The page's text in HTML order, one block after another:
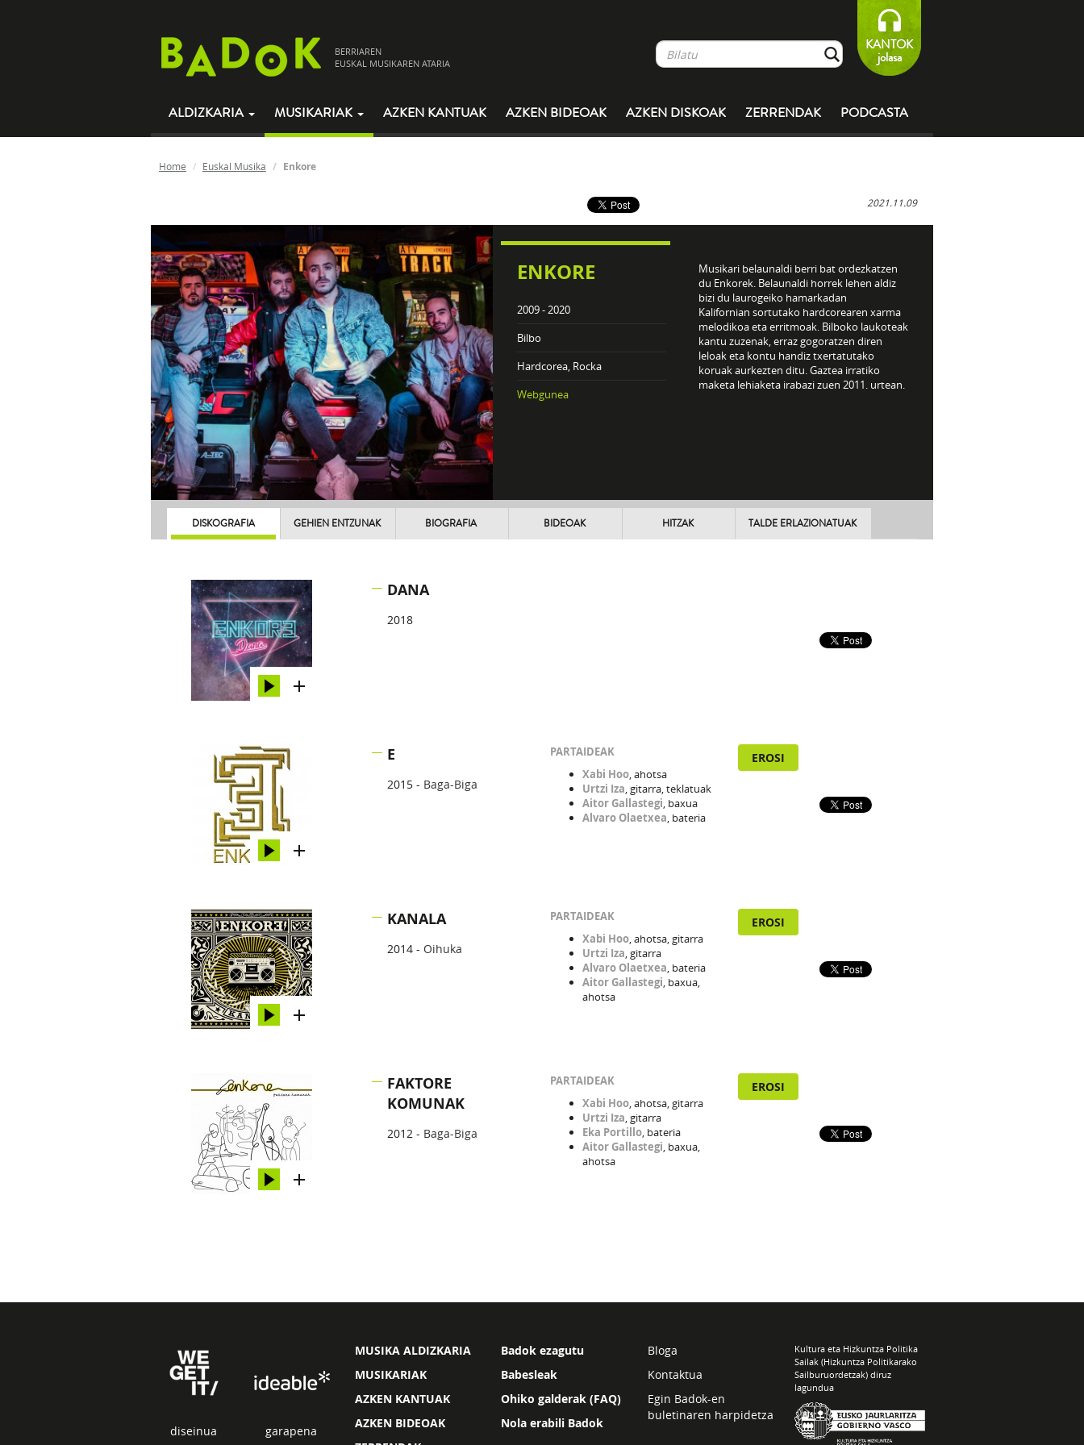
BERRIAREN
EUSKAL MUSIKAREN ATARIA
KANTOK
jolasa
ALDIZKARIA MUSIKARIAK AZKEN KANTUAK AZKEN BIDEOAK AZKEN DISKOAK ZERRENDAK PODCASTA
Home Euskal Musika Enkore
2021.11.09
ENKORE
2009 - 2020
Bilbo
Hardcorea, Rocka
Webgunea
Musikari belaunaldi berri bat ordezkatzen
du Enkorek. Belaunaldi horrek lehen aldiz
bizi du laurogeiko hamarkadan
Kalifornian sortutako hardcorearen xarma
melodikoa eta erritmoak. Bilboko laukoteak
kantu zuzenak, erraz gogoratzen diren
leloak eta kontu handiz txertatutako
koruak aurkezten ditu. Gaztea irratiko
maketa lehiaketa irabazi zuen 2011. urtean.
DISKOGRAFIA GEHIEN ENTZUNAK BIOGRAFIA BIDEOAK HITZAK TALDE ERLAZIONATUAK
DANA
2018
E
2015 - Baga-Biga
PARTAIDEAK
Xabi Hoo, ahotsa
Urtzi Iza, gitarra, teklatuak
Aitor Gallastegi, baxua
Alvaro Olaetxea, bateria
EROSI
KANALA
2014 - Oihuka
PARTAIDEAK
Xabi Hoo, ahotsa, gitarra
Urtzi Iza, gitarra
Alvaro Olaetxea, bateria
Aitor Gallastegi, baxua,
ahotsa
EROSI
FAKTORE
KOMUNAK
2012 - Baga-Biga
PARTAIDEAK
Xabi Hoo, ahotsa, gitarra
Urtzi Iza, gitarra
Eka Portillo, bateria
Aitor Gallastegi, baxua,
ahotsa
EROSI
diseinua garapena
MUSIKA ALDIZKARIA
MUSIKARIAK
AZKEN KANTUAK
AZKEN BIDEOAK
Badok ezagutu
Babesleak
Ohiko galderak (FAQ)
Nola erabili Badok
Bloga
Kontaktua
Egin Badok-en
buletinaren harpidetza
Kultura eta Hizkuntza Politika
Sailak (Hizkuntza Politikarako
Sailburuordetzak) diruz
lagundua